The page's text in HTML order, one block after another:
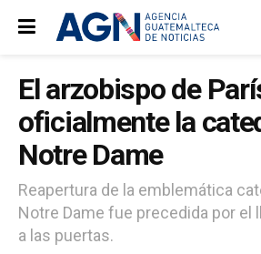
El arzobispo de
oficialmente la
Notre Dame
Reapertura de la emblemática
Notre Dame fue precedida por el
a las puertas.